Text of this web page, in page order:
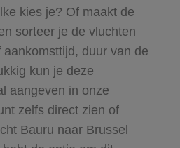
kies je? Of maakt de
sorteer je de vluchten
duur van de
kun je deze
aangeven in onze
zelfs direct zien of
Bauru naar Brussel